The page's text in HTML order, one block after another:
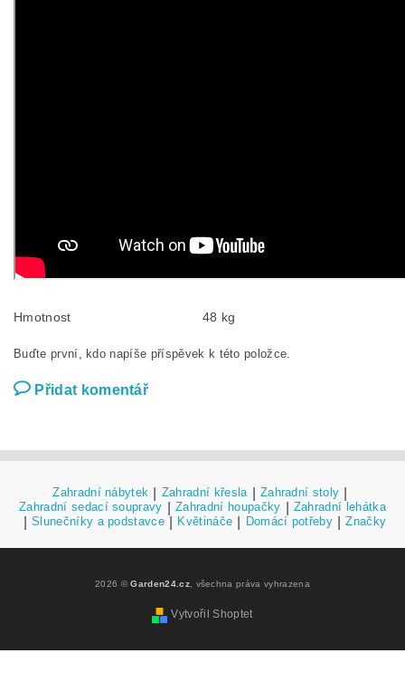
Hmotnost 48 kg
Buďte první, kdo napíše příspěvek k této položce.
Přidat komentář
Zahradní nábytek Zahradní křesla Zahradní stoly
Zahradní sedací soupravy Zahradní houpačky Zahradní lehátka
Slunečníky a podstavce Květináče Domácí potřeby Značky
2026 ©Garden24.cz, všechna práva vyhrazena
Vytvořil Shoptet